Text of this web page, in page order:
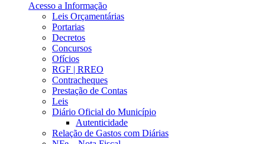
Acesso a Informação
Leis Orçamentárias
Portarias
Decretos
Concursos
Ofícios
RGF | RREO
Contracheques
Prestação de Contas
Leis
Diário Oficial do Município
Autenticidade
Relação de Gastos com Diárias